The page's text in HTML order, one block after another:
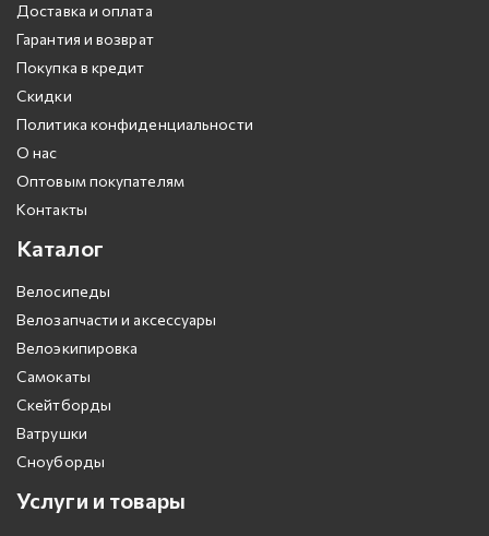
Доставка и оплата
Гарантия и возврат
Покупка в кредит
Скидки
Политика конфиденциальности
О нас
Оптовым покупателям
Контакты
Каталог
Велосипеды
Велозапчасти и аксессуары
Велоэкипировка
Самокаты
Скейтборды
Ватрушки
Сноуборды
Услуги и товары